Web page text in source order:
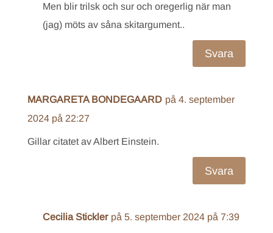
Men blir trilsk och sur och oregerlig när man
(jag) möts av såna skitargument..
Svara
MARGARETA BONDEGAARD på 4. september
2024 på 22:27
Gillar citatet av Albert Einstein.
Svara
Cecilia Stickler på 5. september 2024 på 7:39